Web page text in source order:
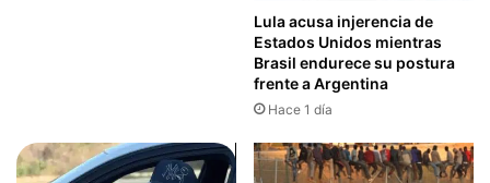
Lula acusa injerencia de
Estados Unidos mientras
Brasil endurece su postura
frente a Argentina
Hace 1 día